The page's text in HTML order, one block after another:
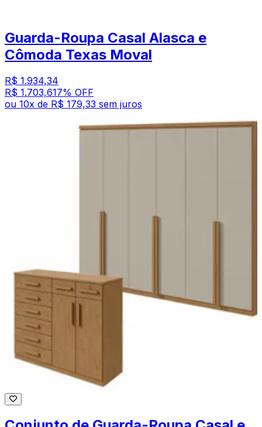
Guarda-Roupa Casal Alasca e
Cômoda Texas Moval
R$ 1.934,34
R$ 1.703,617% OFF
ou 10x de R$ 179,33 sem juros